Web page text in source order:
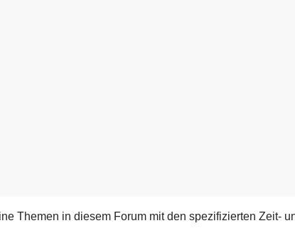
Themen in diesem Forum mit den spezifizierten Zeit-